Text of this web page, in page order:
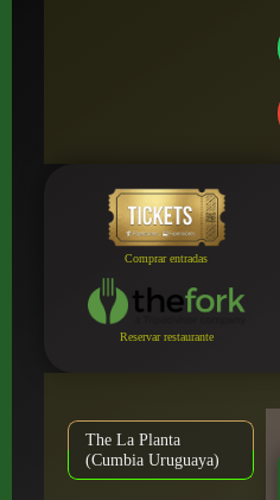
Comprar entradas
Reservar restaurante
The La Planta
(Cumbia Uruguaya)